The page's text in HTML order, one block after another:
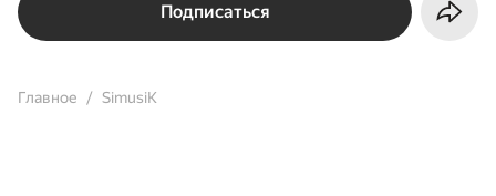
Подписаться
Главное SimusiK